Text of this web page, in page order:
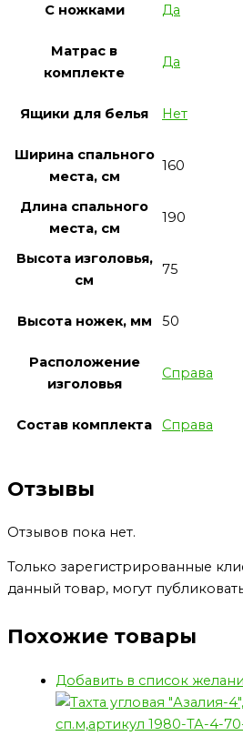
С ножками Да
Матрас в
комплекте
Да
Ящики для белья Нет
Ширина спального
места, см
160
Длина спального
места, см
190
Высота изголовья,
см
75
Высота ножек, мм 50
Расположение
изголовья
Справа
Состав комплекта Справа
Отзывы
Отзывов пока нет.
Только зарегистрированные
данный товар, могут
Похожие товары
Добавить в список